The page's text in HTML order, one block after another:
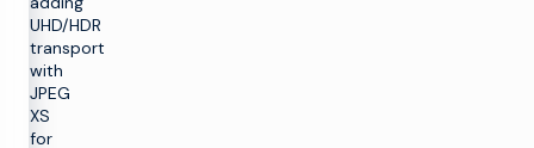
UHD/HDR
transport
with
JPEG
XS
for